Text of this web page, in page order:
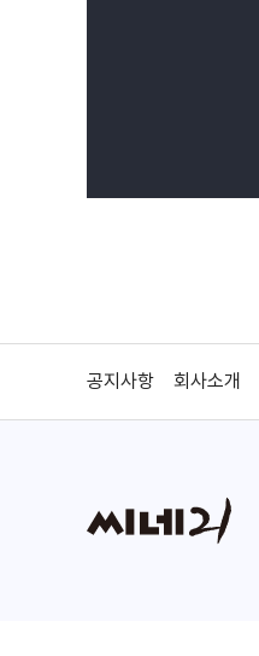
공지사항 회사소개